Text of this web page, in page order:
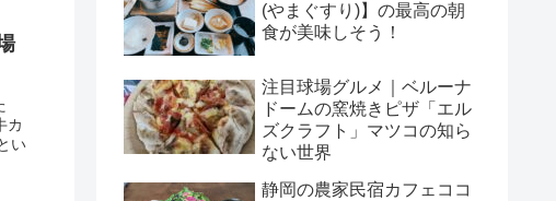
カ
い
(やまぐすり)】の最高の朝
食が美味しそう！
注目球場グルメ｜ベルーナ
ドームの窯焼きピザ「エル
ズクラフト」マツコの知ら
ない世界
静岡の農家民宿カフェココ